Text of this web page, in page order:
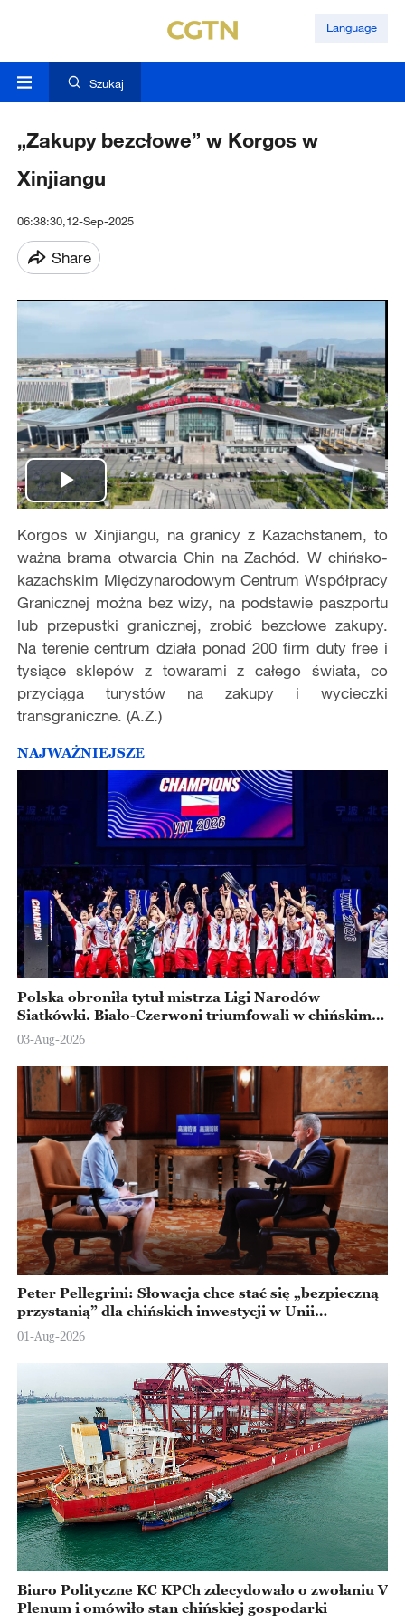
Language
Szukaj
„Zakupy bezcłowe” w Korgos w
Xinjiangu
06:38:30,12-Sep-2025
Share
Play
Video
Korgos w Xinjiangu, na granicy z Kazachstanem, to
ważna brama otwarcia Chin na Zachód. W chińsko-
kazachskim Międzynarodowym Centrum Współpracy
Granicznej można bez wizy, na podstawie paszportu
lub przepustki granicznej, zrobić bezcłowe zakupy.
Na terenie centrum działa ponad 200 firm duty free i
tysiące sklepów z towarami z całego świata, co
przyciąga turystów na zakupy i wycieczki
transgraniczne. (A.Z.)
NAJWAŻNIEJSZE
Polska obroniła tytuł mistrza Ligi Narodów
Siatkówki. Biało-Czerwoni triumfowali w chińskim
Ningbo
03-Aug-2026
Peter Pellegrini: Słowacja chce stać się „bezpieczną
przystanią” dla chińskich inwestycji w Unii
Europejskiej
01-Aug-2026
Biuro Polityczne KC KPCh zdecydowało o zwołaniu V
Plenum i omówiło stan chińskiej gospodarki